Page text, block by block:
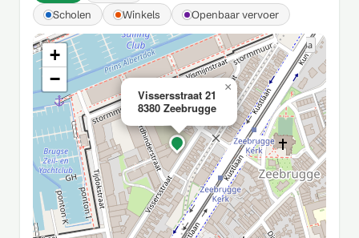
Scholen
Winkels Openbaar vervoer
Vissersstraat 21
8380 Zeebrugge
×
+
−